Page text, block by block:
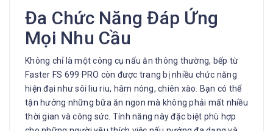
Đa Chức Năng Đáp Ứng
Mọi Nhu Cầu
Không chỉ là một công cụ nấu ăn thông thường, bếp từ
Faster FS 699 PRO còn được trang bị nhiều chức năng
hiện đại như sôi liu riu, hâm nóng, chiên xào. Bạn có thể
tận hưởng những bữa ăn ngon mà không phải mất nhiều
thời gian và công sức. Tính năng này đặc biệt phù hợp